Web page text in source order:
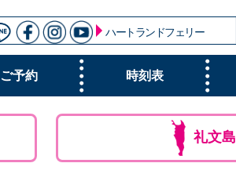
ハートランドフェリー
ご予約 時刻表
礼文島